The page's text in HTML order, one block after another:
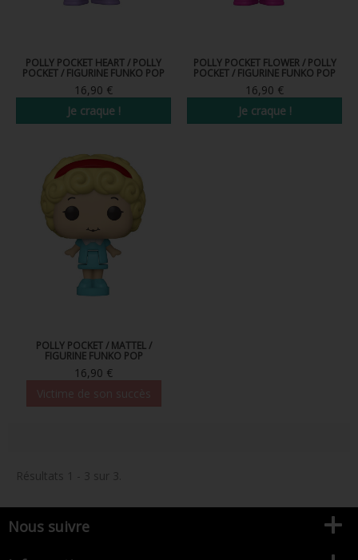
FIGURINES POP STRANGER THINGS
FIGURINES POP SEIGNEUR DES ANNEAUX
FIGURINES POP DC COMICS
FIGURINES POP JEUX VIDÉO
FIGURINE POP AD ICONS
FIGURINE POP ROYALS FAMILY
FIGURINE POP RETRO TOYS
POP PROTECTION
PORTE-CLÉS POCKET POP
FUNKO VINYL SODA
PELUCHE
POLLY POCKET HEART / POLLY
POCKET / FIGURINE FUNKO POP
16,90 €
Je craque !
POLLY POCKET FLOWER / POLLY
POCKET / FIGURINE FUNKO POP
16,90 €
Je craque !
POLLY POCKET / MATTEL /
FIGURINE FUNKO POP
16,90 €
Résultats 1 - 3 sur 3.
Nous suivre